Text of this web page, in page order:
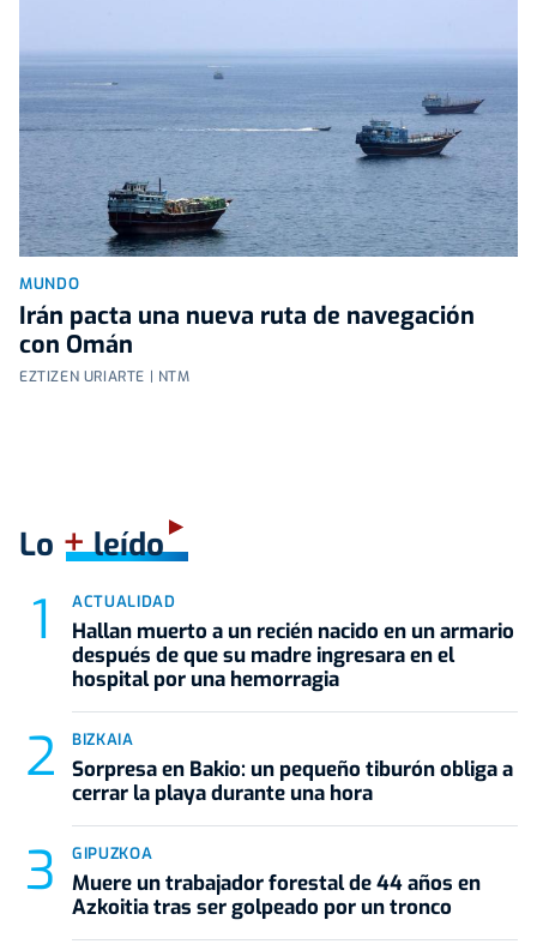
MUNDO
Irán pacta una nueva ruta de navegación
con Omán
EZTIZEN URIARTE | NTM
Lo +leído
ACTUALIDAD
Hallan muerto a un recién nacido en un armario
después de que su madre ingresara en el
hospital por una hemorragia
BIZKAIA
Sorpresa en Bakio: un pequeño tiburón obliga a
cerrar la playa durante una hora
GIPUZKOA
Muere un trabajador forestal de 44 años en
Azkoitia tras ser golpeado por un tronco